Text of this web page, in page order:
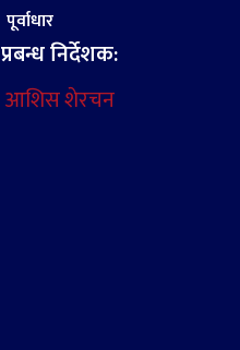
पूर्वाधार
प्रबन्ध निर्देशक:
आशिस शेरचन